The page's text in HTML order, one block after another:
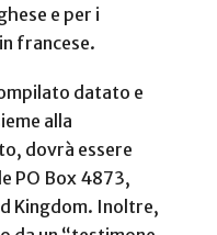
e per i
francese.
datato e
alla
dovrà essere
PO Box 4873,
Kingdom. Inoltre,